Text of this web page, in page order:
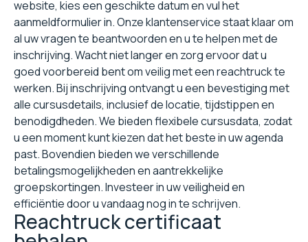
website, kies een geschikte datum en vul het
aanmeldformulier in. Onze klantenservice staat klaar om
al uw vragen te beantwoorden en u te helpen met de
inschrijving. Wacht niet langer en zorg ervoor dat u
goed voorbereid bent om veilig met een reachtruck te
werken. Bij inschrijving ontvangt u een bevestiging met
alle cursusdetails, inclusief de locatie, tijdstippen en
benodigdheden. We bieden flexibele cursusdata, zodat
u een moment kunt kiezen dat het beste in uw agenda
past. Bovendien bieden we verschillende
betalingsmogelijkheden en aantrekkelijke
groepskortingen. Investeer in uw veiligheid en
efficiëntie door u vandaag nog in te schrijven.
Reachtruck certificaat